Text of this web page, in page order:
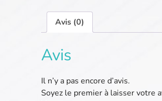
Avis (0)
Avis
Il n’y a pas encore d’avis.
Soyez le premier à laisser votre